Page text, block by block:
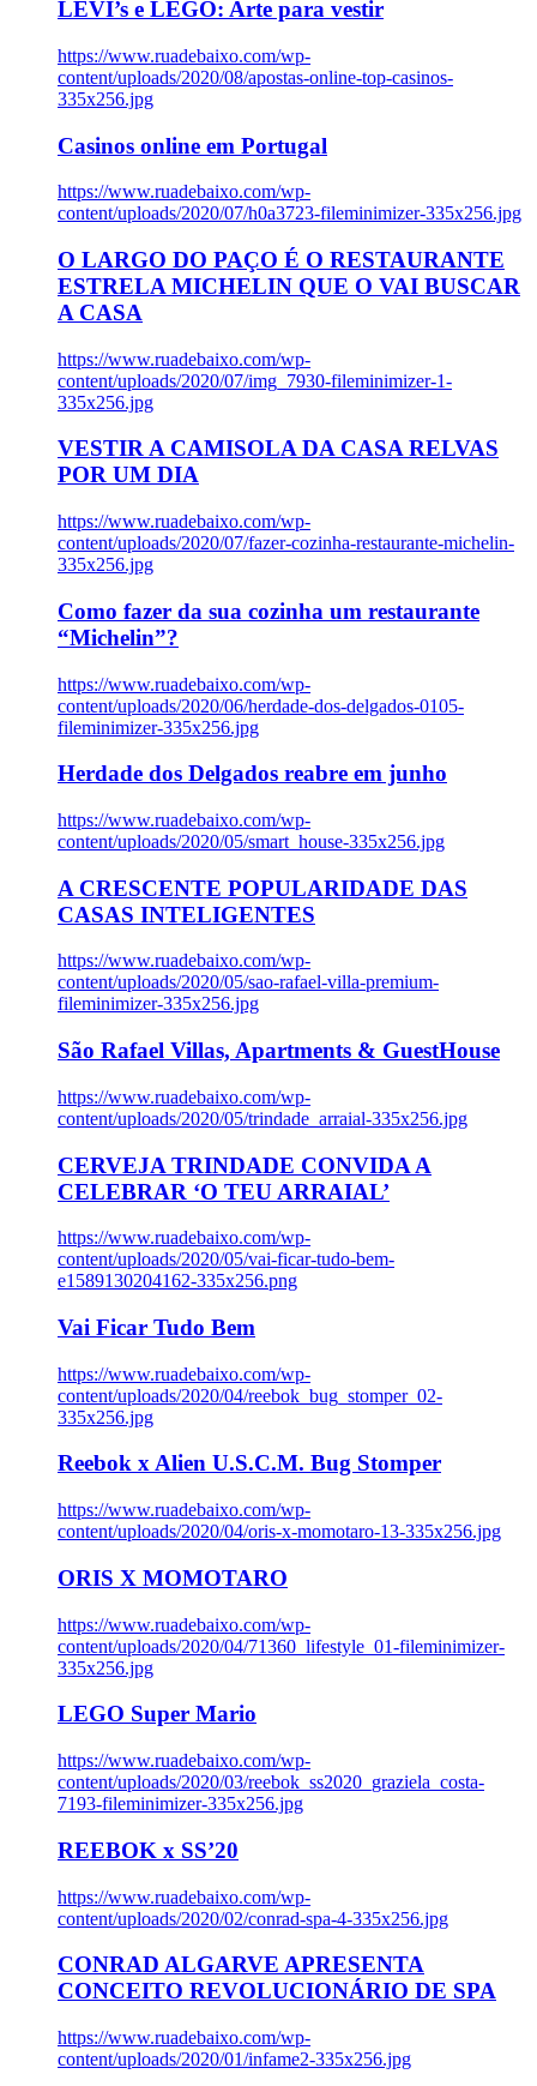
LEVI’s e LEGO: Arte para vestir
https://www.ruadebaixo.com/wp-
content/uploads/2020/08/apostas-online-top-casinos-
335x256.jpg
Casinos online em Portugal
https://www.ruadebaixo.com/wp-
content/uploads/2020/07/h0a3723-fileminimizer-335x256.jpg
O LARGO DO PAÇO É O RESTAURANTE
ESTRELA MICHELIN QUE O VAI BUSCAR
A CASA
https://www.ruadebaixo.com/wp-
content/uploads/2020/07/img_7930-fileminimizer-1-
335x256.jpg
VESTIR A CAMISOLA DA CASA RELVAS
POR UM DIA
https://www.ruadebaixo.com/wp-
content/uploads/2020/07/fazer-cozinha-restaurante-michelin-
335x256.jpg
Como fazer da sua cozinha um restaurante
“Michelin”?
https://www.ruadebaixo.com/wp-
content/uploads/2020/06/herdade-dos-delgados-0105-
fileminimizer-335x256.jpg
Herdade dos Delgados reabre em junho
https://www.ruadebaixo.com/wp-
content/uploads/2020/05/smart_house-335x256.jpg
A CRESCENTE POPULARIDADE DAS
CASAS INTELIGENTES
https://www.ruadebaixo.com/wp-
content/uploads/2020/05/sao-rafael-villa-premium-
fileminimizer-335x256.jpg
São Rafael Villas, Apartments & GuestHouse
https://www.ruadebaixo.com/wp-
content/uploads/2020/05/trindade_arraial-335x256.jpg
CERVEJA TRINDADE CONVIDA A
CELEBRAR ‘O TEU ARRAIAL’
https://www.ruadebaixo.com/wp-
content/uploads/2020/05/vai-ficar-tudo-bem-
e1589130204162-335x256.png
Vai Ficar Tudo Bem
https://www.ruadebaixo.com/wp-
content/uploads/2020/04/reebok_bug_stomper_02-
335x256.jpg
Reebok x Alien U.S.C.M. Bug Stomper
https://www.ruadebaixo.com/wp-
content/uploads/2020/04/oris-x-momotaro-13-335x256.jpg
ORIS X MOMOTARO
https://www.ruadebaixo.com/wp-
content/uploads/2020/04/71360_lifestyle_01-fileminimizer-
335x256.jpg
LEGO Super Mario
https://www.ruadebaixo.com/wp-
content/uploads/2020/03/reebok_ss2020_graziela_costa-
7193-fileminimizer-335x256.jpg
REEBOK x SS’20
https://www.ruadebaixo.com/wp-
content/uploads/2020/02/conrad-spa-4-335x256.jpg
CONRAD ALGARVE APRESENTA
CONCEITO REVOLUCIONÁRIO DE SPA
https://www.ruadebaixo.com/wp-
content/uploads/2020/01/infame2-335x256.jpg